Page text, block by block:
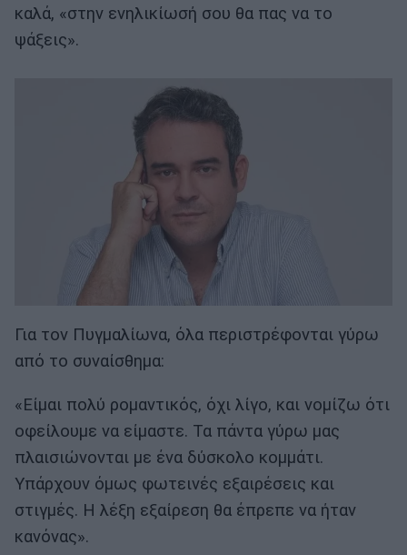
καλά, «στην ενηλικίωσή σου θα πας να το
ψάξεις».
Για τον Πυγμαλίωνα, όλα περιστρέφονται γύρω
από το συναίσθημα:
«Είμαι πολύ ρομαντικός, όχι λίγο, και νομίζω ότι
οφείλουμε να είμαστε. Τα πάντα γύρω μας
πλαισιώνονται με ένα δύσκολο κομμάτι.
Υπάρχουν όμως φωτεινές εξαιρέσεις και
στιγμές. Η λέξη εξαίρεση θα έπρεπε να ήταν
κανόνας».